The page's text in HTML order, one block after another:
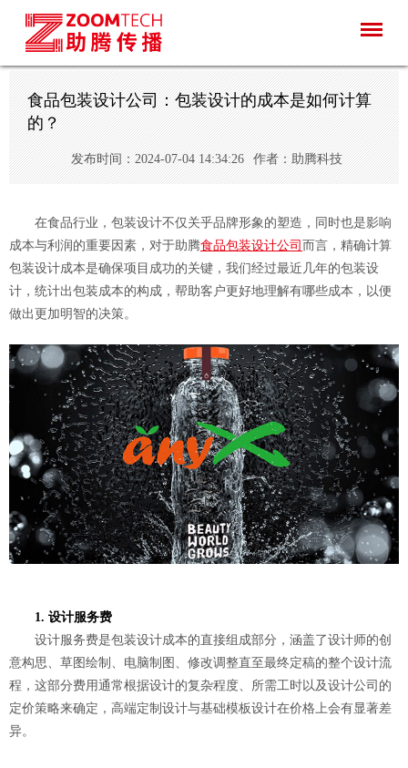
食品包装设计公司：包装设计的成本是如何计算
的？
发布时间：2024-07-04 14:34:26 作者：助腾科技
在食品行业，包装设计不仅关乎品牌形象的塑造，同时也是影响
成本与利润的重要因素，对于助腾食品包装设计公司 而言，精确计算
包装设计成本是确保项目成功的关键，我们经过最近几年的包装设
计，统计出包装成本的构成，帮助客户更好地理解有哪些成本，以便
做出更加明智的决策。
1. 设计服务费
设计服务费是包装设计成本的直接组成部分，涵盖了设计师的创
意构思、草图绘制、电脑制图、修改调整直至最终定稿的整个设计流
程，这部分费用通常根据设计的复杂程度、所需工时以及设计公司的
定价策略来确定，高端定制设计与基础模板设计在价格上会有显著差
异。